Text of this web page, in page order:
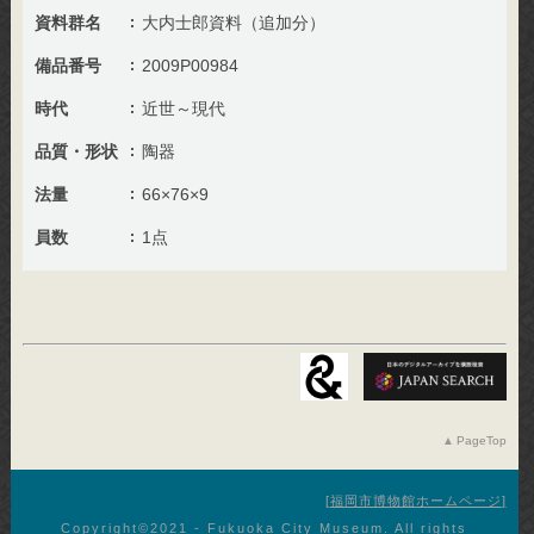
資料群名 大内士郎資料（追加分）
備品番号 2009P00984
時代 近世～現代
品質・形状 陶器
法量 66×76×9
員数 1点
PageTop
福岡市博物館ホームページ
Copyright©︎2021 - Fukuoka City Museum. All rights